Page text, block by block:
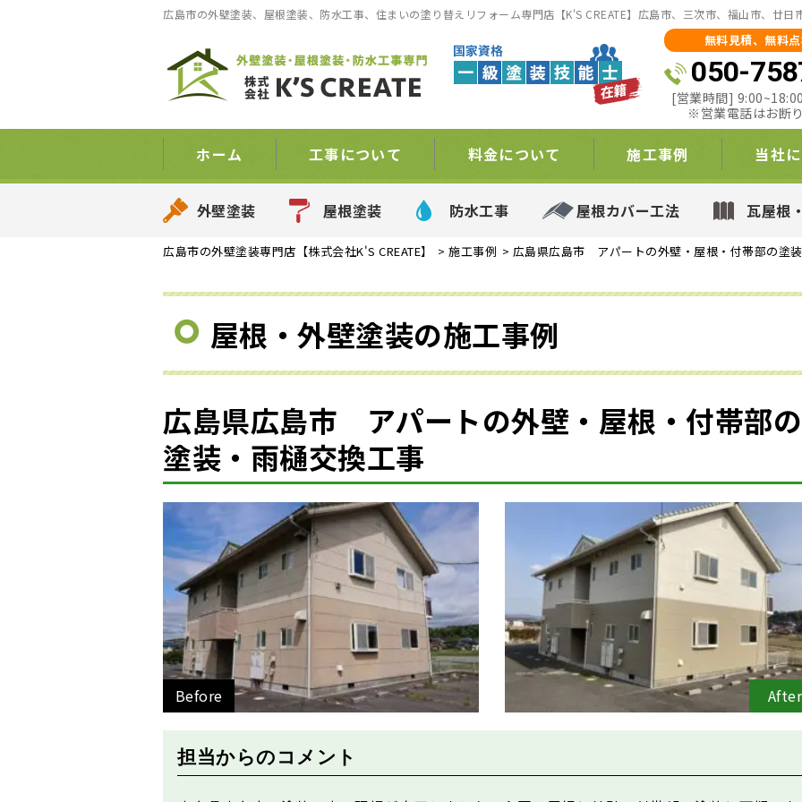
広島市の外壁塗装、屋根塗装、防水工事、住まいの塗り替えリフォーム専門店【K'S CREATE】広島市、三次市、福山市、廿
無料見積、無料
050-
[営業時間]
※営業電話はお断
ホーム 工事について 料金について 施工事例 当社
外壁塗装 屋根塗装 防水工事 屋根カバー工法 瓦屋根
広島市の外壁塗装専門店【株式会社K'S CREATE】 > 施工事例 > 広島県広島市 アパートの外壁・屋根・付帯部の塗
屋根・外壁塗装の施工事例
広島県広島市 アパートの外壁・屋根・付帯部の
塗装・雨樋交換工事
Before After
担当からのコメント